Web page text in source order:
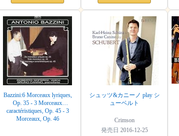
Bazzini:6 Morceaux lyriques,
Op. 35 - 3 Morceaux
caractéristiques, Op. 45 - 3
Morceaux, Op. 46
シュッツ&カニーノ play シ
ューベルト
Crimson
発売日 2016-12-25